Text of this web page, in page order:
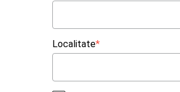
Localitate*